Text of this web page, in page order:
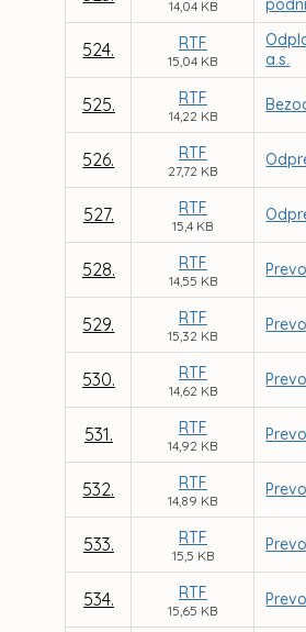
14,04 KB
524. RTF
15,04 KB
a.s.
525. RTF
14,22 KB
526. RTF
27,72 KB
527. RTF
15,4 KB
528. RTF
14,55 KB
529. RTF
15,32 KB
530. RTF
14,62 KB
531. RTF
14,92 KB
532. RTF
14,89 KB
533. RTF
15,5 KB
534. RTF
15,65 KB